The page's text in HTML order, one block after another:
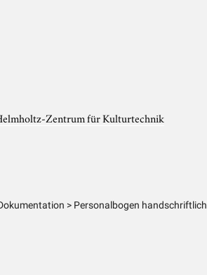
Zentrum für Kulturtechnik
> Personalbogen handschriftlich